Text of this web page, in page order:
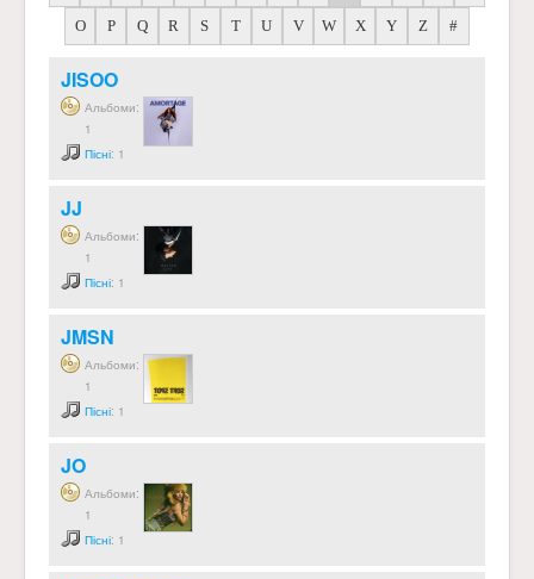
O P Q R S T U V W X Y Z #
JISOO
Альбоми:
1
Пісні: 1
JJ
Альбоми:
1
Пісні: 1
JMSN
Альбоми:
1
Пісні: 1
JO
Альбоми:
1
Пісні: 1